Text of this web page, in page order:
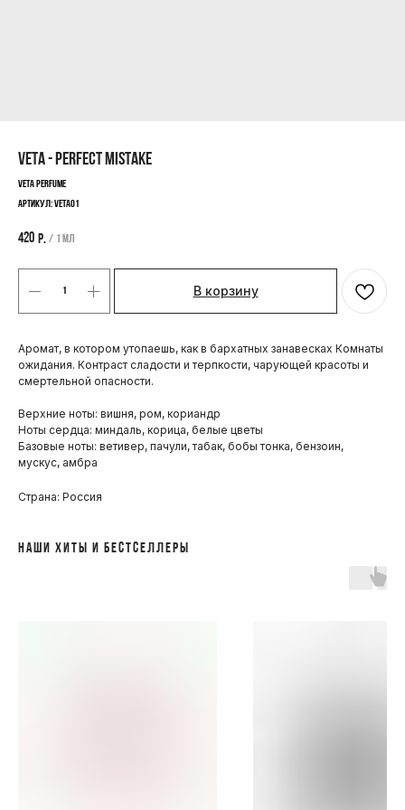
VETA - PERFECT MISTAKE
Veta Perfume
Артикул:VETA01
420 р. / 1 мл
В корзину
Аромат, в котором утопаешь, как в бархатных занавесках Комнаты
ожидания. Контраст сладости и терпкости, чарующей красоты и
смертельной опасности.
Верхние ноты: вишня, ром, кориандр
Ноты сердца: миндаль, корица, белые цветы
Базовые ноты: ветивер, пачули, табак, бобы тонка, бензоин,
мускус, амбра
Страна: Россия
НАШИ ХИТЫ И БЕСТСЕЛЛЕРЫ